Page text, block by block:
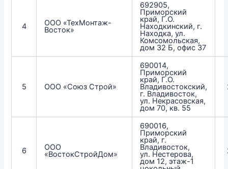
4 ООО «ТехМонтаж-
Восток»
692905,
Приморский
край, Г.О.
Находкинский, г.
Находка, ул.
Комсомольская,
дом 32 Б, офис 37
5 ООО «Союз Строй»
690014,
Приморский
край, Г.О.
Владивостокский,
г. Владивосток,
ул. Некрасовская,
дом 70, кв. 55
6 ООО
«ВостокСтройДом»
690016,
Приморский
край, г.
Владивосток,
ул. Нестерова,
дом 12, этаж-1